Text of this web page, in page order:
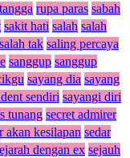
rupa paras sabah
sakit hati salah salah
salah tak saling percaya
sanggup sanggup
sayang dia sayang
sendiri sayangi diri
tunang secret admirer
akan kesilapan sedar
dengan ex sejauh